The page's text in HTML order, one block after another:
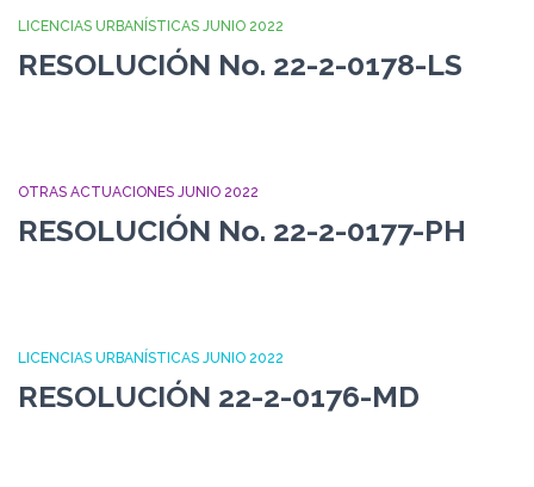
LICENCIAS URBANÍSTICAS JUNIO 2022
RESOLUCIÓN No. 22-2-0178-LS
OTRAS ACTUACIONES JUNIO 2022
RESOLUCIÓN No. 22-2-0177-PH
LICENCIAS URBANÍSTICAS JUNIO 2022
RESOLUCIÓN 22-2-0176-MD